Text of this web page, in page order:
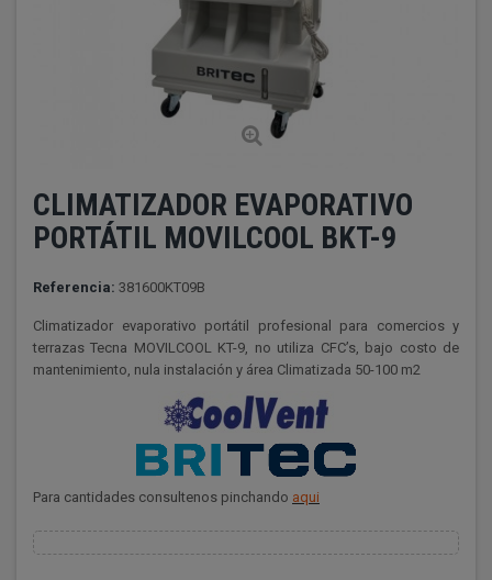
CLIMATIZADOR EVAPORATIVO
PORTÁTIL MOVILCOOL BKT-9
Referencia: 381600KT09B
Climatizador evaporativo portátil profesional para comercios y
terrazas Tecna MOVILCOOL KT-9, no utiliza CFC’s, bajo costo de
mantenimiento, nula instalación y área Climatizada 50-100 m2
Para cantidades consultenos pinchando aqui